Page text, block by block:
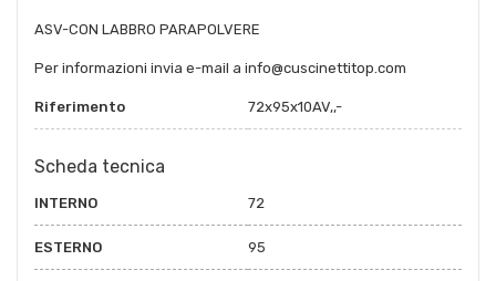
ASV-CON LABBRO PARAPOLVERE
Per informazioni invia e-mail a info@cuscinettitop.com
Riferimento 72x95x10AV,,-
Scheda tecnica
INTERNO 72
ESTERNO 95